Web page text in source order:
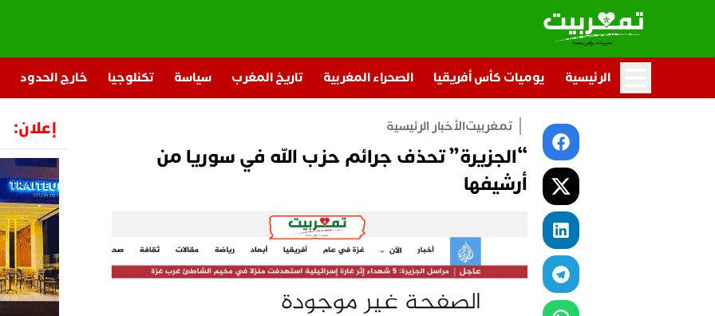
الرئيسية يوميات كأس أفريقيا الصحراء المغربية تاريخ المغرب سياسة تكنلوجيا خارج الحدود
تمغربيتالأخبار الرئيسية
“الجزيرة” تحذف جرائم حزب الله في سوريا من
أرشيفها
إعلان: